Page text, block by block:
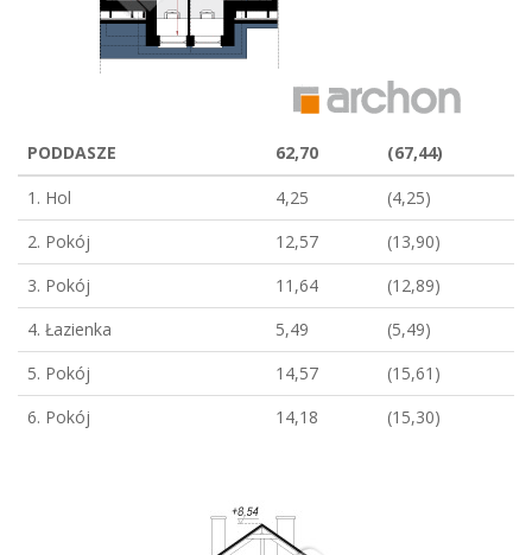
PODDASZE 62,70
(67,44)
1. Hol
4,25
(4,25)
2. Pokój
12,57
(13,90)
3. Pokój
11,64
(12,89)
4. Łazienka
5,49
(5,49)
5. Pokój
14,57
(15,61)
6. Pokój
14,18 (15,30)